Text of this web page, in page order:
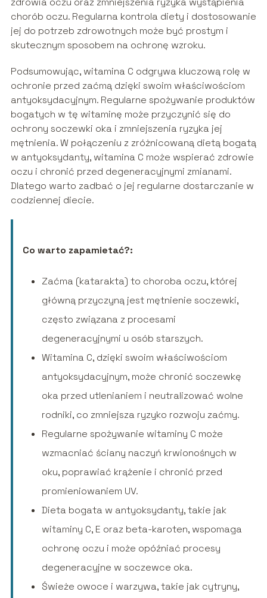
chorób oczu. Regularna kontrola diety i dostosowanie
jej do potrzeb zdrowotnych może być prostym i
skutecznym sposobem na ochronę wzroku.
Podsumowując, witamina C odgrywa kluczową rolę w
ochronie przed zaćmą dzięki swoim właściwościom
antyoksydacyjnym. Regularne spożywanie produktów
bogatych w tę witaminę może przyczynić się do
ochrony soczewki oka i zmniejszenia ryzyka jej
mętnienia. W połączeniu z zróżnicowaną dietą bogatą
w antyoksydanty, witamina C może wspierać zdrowie
oczu i chronić przed degeneracyjnymi zmianami.
Dlatego warto zadbać o jej regularne dostarczanie w
codziennej diecie.
Co warto zapamietać?:
Zaćma (katarakta) to choroba oczu, której
główną przyczyną jest mętnienie soczewki,
często związana z procesami
degeneracyjnymi u osób starszych.
Witamina C, dzięki swoim właściwościom
antyoksydacyjnym, może chronić soczewkę
oka przed utlenianiem i neutralizować wolne
rodniki, co zmniejsza ryzyko rozwoju zaćmy.
Regularne spożywanie witaminy C może
wzmacniać ściany naczyń krwionośnych w
oku, poprawiać krążenie i chronić przed
promieniowaniem UV.
Dieta bogata w antyoksydanty, takie jak
witaminy C, E oraz beta-karoten, wspomaga
ochronę oczu i może opóźniać procesy
degeneracyjne w soczewce oka.
Świeże owoce i warzywa, takie jak cytryny,